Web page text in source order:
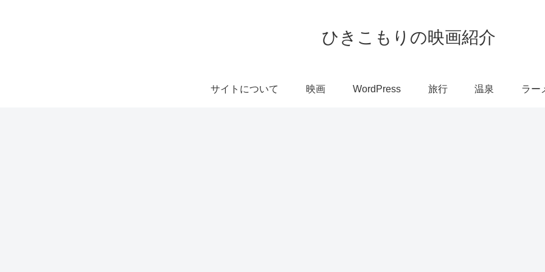
ひきこもりの映画紹介
サイトについて 映画 WordPress 旅行 温泉 ラー